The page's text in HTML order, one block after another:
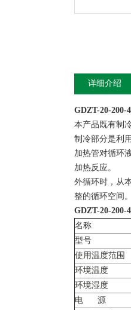
详细介绍
GDZT-20-200-
本产品既有制
制冷部分是利
加热管对循环
加热反应。
外循环时，从
整的循环空间。
GDZT-20-200-
名称
型号
使用温度范围
环境温度
环境湿度
电 源